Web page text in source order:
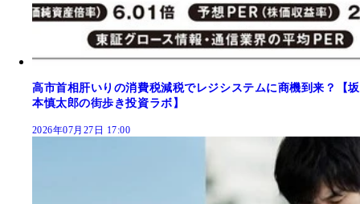
高市首相肝いりの消費税減税でレジシステムに商機到来？【坂
本慎太郎の街歩き投資ラボ】
2026年07月27日 17:00